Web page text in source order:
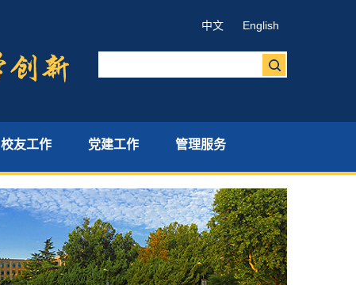
中文 English
校友工作 党建工作 管理服务